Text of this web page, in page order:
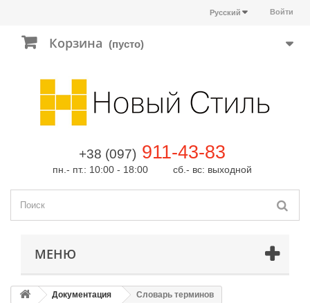
Войти
Русский
Корзина (пусто)
+38 (097) 911-43-83
пн.- пт.: 10:00 - 18:00 сб.- вс: выходной
МЕНЮ
Документация Словарь терминов